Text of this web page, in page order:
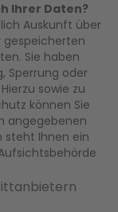
Ihrer Daten?
Auskunft über
gespeicherten
Sie haben
Sperrung oder
sowie zu
können Sie
angegebenen
steht Ihnen ein